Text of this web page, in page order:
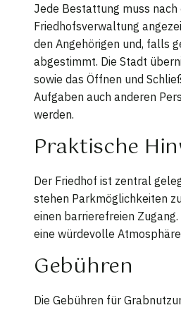
Jede Bestattung muss
Friedhofsverwaltung
den Angehörigen und, falls
abgestimmt. Die Stadt
sowie das Öffnen und
Aufgaben auch anderen
werden.
Praktische
Der Friedhof ist zentral
stehen Parkmöglichkeiten
einen barrierefreien
eine würdevolle
Gebühren
Die Gebühren für